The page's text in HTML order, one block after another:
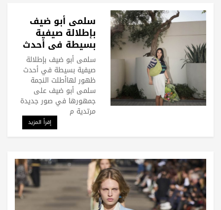
سلمى أبو ضيف
بإطلالة صيفية
بسيطة في أحدث
ظهور لها
سلمى أبو ضيف بإطلالة
صيفية بسيطة في أحدث
ظهور لهاأطلت النجمة
سلمى أبو ضيف على
جمهورها في صور جديدة
مرتدية م
إقرأ المزيد